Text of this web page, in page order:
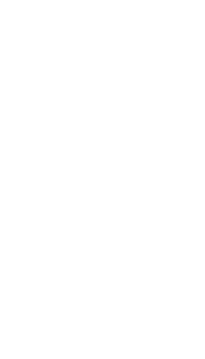
da normativa vixente en
Datos de Carácter Persoal, a
a aqueles usuarios que
como calquera outra
estes datos serán obxecto de
de carácter confidencial e
Así mesmo, os
acceso, rectificación, oposición
en contacto connosco.
as condicións da